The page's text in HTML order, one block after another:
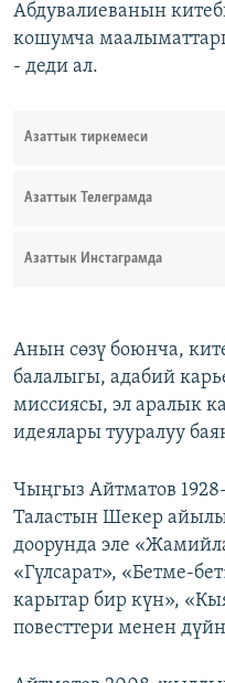
Абдувалиеванын
кошумча
- деди ал.
Азаттык тиркемеси
Азаттык Телеграмда
Азаттык Инстаграмда
Анын сөзү боюнча,
балалыгы, адабий
миссиясы, эл аралык
идеялары тууралуу
Чыңгыз Айтматов
Таластын Шекер
доорунда эле
«Гүлсарат», «Бетме-
карытар бир күн»,
повесттери менен